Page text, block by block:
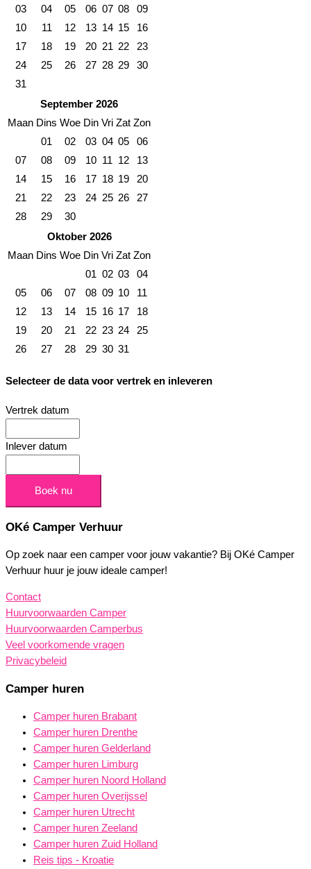
03
04 05 06 07 08
09
10
11 12 13 14 15
16
17
18 19 20 21 22
23
24
25 26 27 28 29
30
31
September 2026
Maan Dins Woe Din Vri Zat Zon
01
02 03 04 05
06
07
08 09 10 11 12
13
14
15 16 17 18 19
20
21
22 23 24 25 26
27
28
29
30
Oktober 2026
Maan Dins Woe Din Vri Zat Zon
01 02 03
04
05
06 07 08 09 10
11
12
13 14 15 16 17
18
19
20 21 22 23 24
25
26
27 28 29 30 31
Selecteer de data voor vertrek en inleveren
Vertrek datum
Inlever datum
OKé Camper Verhuur
Op zoek naar een camper voor jouw vakantie? Bij OKé Camper
Verhuur huur je jouw ideale camper!
Contact
Huurvoorwaarden Camper
Huurvoorwaarden Camperbus
Veel voorkomende vragen
Privacybeleid
Camper huren
Camper huren Brabant
Camper huren Drenthe
Camper huren Gelderland
Camper huren Limburg
Camper huren Noord Holland
Camper huren Overijssel
Camper huren Utrecht
Camper huren Zeeland
Camper huren Zuid Holland
Reis tips - Kroatie